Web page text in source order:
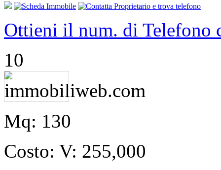
Ottieni il num. di Telefono
10
Mq: 130
Costo: V: 255,000